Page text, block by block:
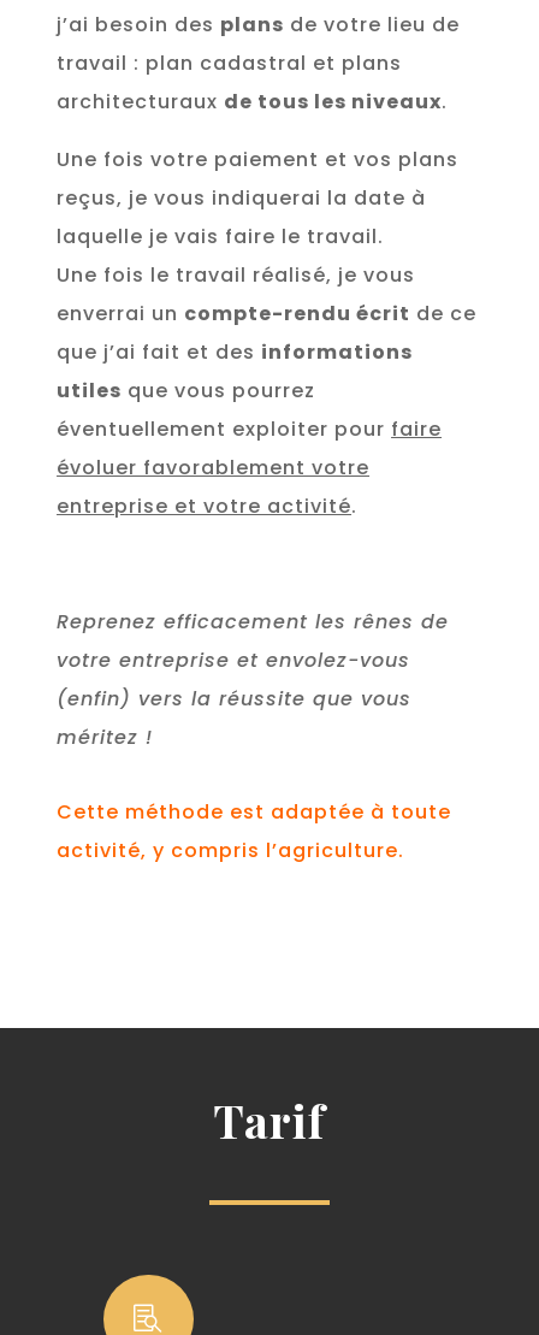
j’ai besoin des plans de votre lieu de
travail : plan cadastral et plans
architecturaux de tous les niveaux.
Une fois votre paiement et vos plans
reçus, je vous indiquerai la date à
laquelle je vais faire le travail.
Une fois le travail réalisé, je vous
enverrai un compte-rendu écrit de ce
que j’ai fait et des informations
utiles que vous pourrez
éventuellement exploiter pour faire
évoluer favorablement votre
entreprise et votre activité.
Reprenez efficacement les rênes de
votre entreprise et envolez-vous
(enfin) vers la réussite que vous
méritez !
Cette méthode est adaptée à toute
activité, y compris l’agriculture.
Tarif
